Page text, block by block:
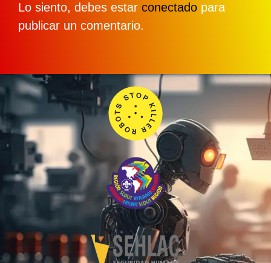
Lo siento, debes estar conectado para
publicar un comentario.